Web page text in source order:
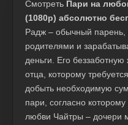
Смотреть Пари на
(1080p) абсолютно
Радж – обычный
родителями и
деньги. Его
отца, которому
добыть необходимую
пари, согласно
любви Чайтры – дочери